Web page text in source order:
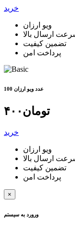
خرید
ویو ارزان
ارسال بالا
تضمین کیفیت
پرداخت امن
100 عدد ویو ارزان
۴۰۰تومان
خرید
ویو ارزان
ارسال بالا
تضمین کیفیت
پرداخت امن
×
ورورد به سیستم